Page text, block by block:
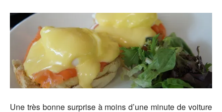
Une très bonne surprise à moins d’une minute de voiture